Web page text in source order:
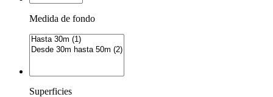
Medida de fondo
Superficies